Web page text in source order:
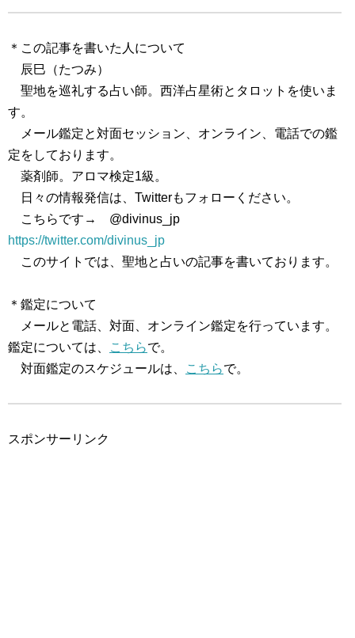
＊この記事を書いた人について
辰巳（たつみ）
聖地を巡礼する占い師。西洋占星術とタロットを使いま
す。
メール鑑定と対面セッション、オンライン、電話での鑑
定をしております。
薬剤師。アロマ検定1級。
日々の情報発信は、Twitterもフォローください。
こちらです→ @divinus_jp
https://twitter.com/divinus_jp
このサイトでは、聖地と占いの記事を書いております。
＊鑑定について
メールと電話、対面、オンライン鑑定を行っています。
鑑定については、
こちらで。
対面鑑定のスケジュールは、
こちらで。
スポンサーリンク